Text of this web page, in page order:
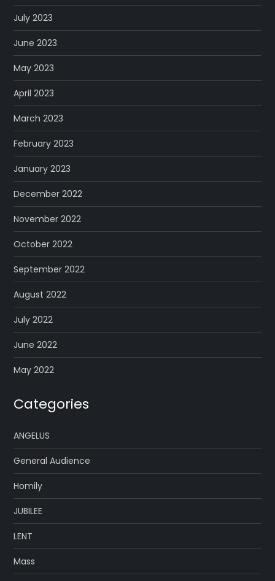
July 2023
June 2023
May 2023
April 2023
March 2023
February 2023
January 2023
December 2022
November 2022
October 2022
September 2022
August 2022
July 2022
June 2022
May 2022
Categories
ANGELUS
General Audience
Homily
JUBILEE
LENT
Mass